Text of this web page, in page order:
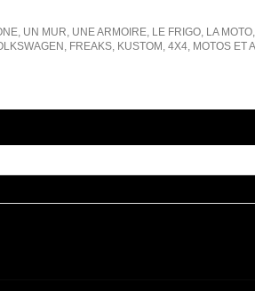
UN MUR, UNE ARMOIRE, LE FRIGO, LA
FREAKS, KUSTOM, 4X4, MOTOS ET